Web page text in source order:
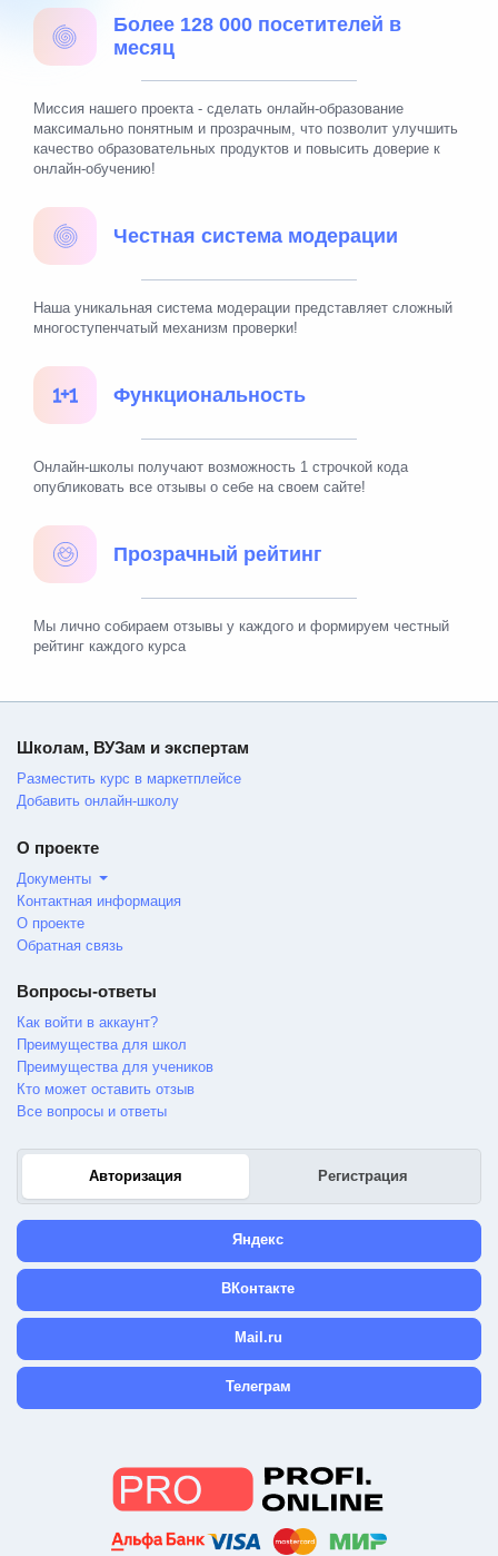
Более 128 000 посетителей в
месяц
Миссия нашего проекта - сделать онлайн-образование
максимально понятным и прозрачным, что позволит улучшить
качество образовательных продуктов и повысить доверие к
онлайн-обучению!
Честная система модерации
Наша уникальная система модерации представляет сложный
многоступенчатый механизм проверки!
Функциональность
Онлайн-школы получают возможность 1 строчкой кода
опубликовать все отзывы о себе на своем сайте!
Прозрачный рейтинг
Мы лично собираем отзывы у каждого и формируем честный
рейтинг каждого курса
Школам, ВУЗам и экспертам
Разместить курс в маркетплейсе
Добавить онлайн-школу
О проекте
Документы
Контактная информация
О проекте
Обратная связь
Вопросы-ответы
Как войти в аккаунт?
Преимущества для школ
Преимущества для учеников
Кто может оставить отзыв
Все вопросы и ответы
Авторизация Регистрация
Яндекс
ВКонтакте
Mail.ru
Телеграм